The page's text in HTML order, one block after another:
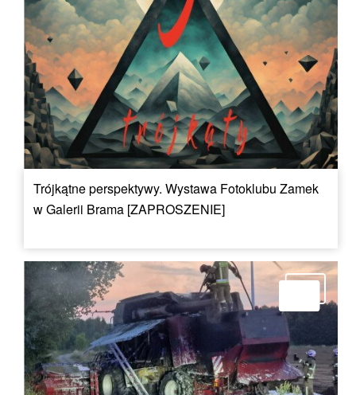
Trójkątne perspektywy. Wystawa Fotoklubu Zamek
w Galerii Brama [ZAPROSZENIE]